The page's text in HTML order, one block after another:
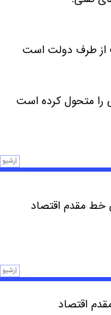
از طرف دولت است
را متحول کرده است
آرشیو
خط مقدم اقتصاد
آرشیو
اقتصاد